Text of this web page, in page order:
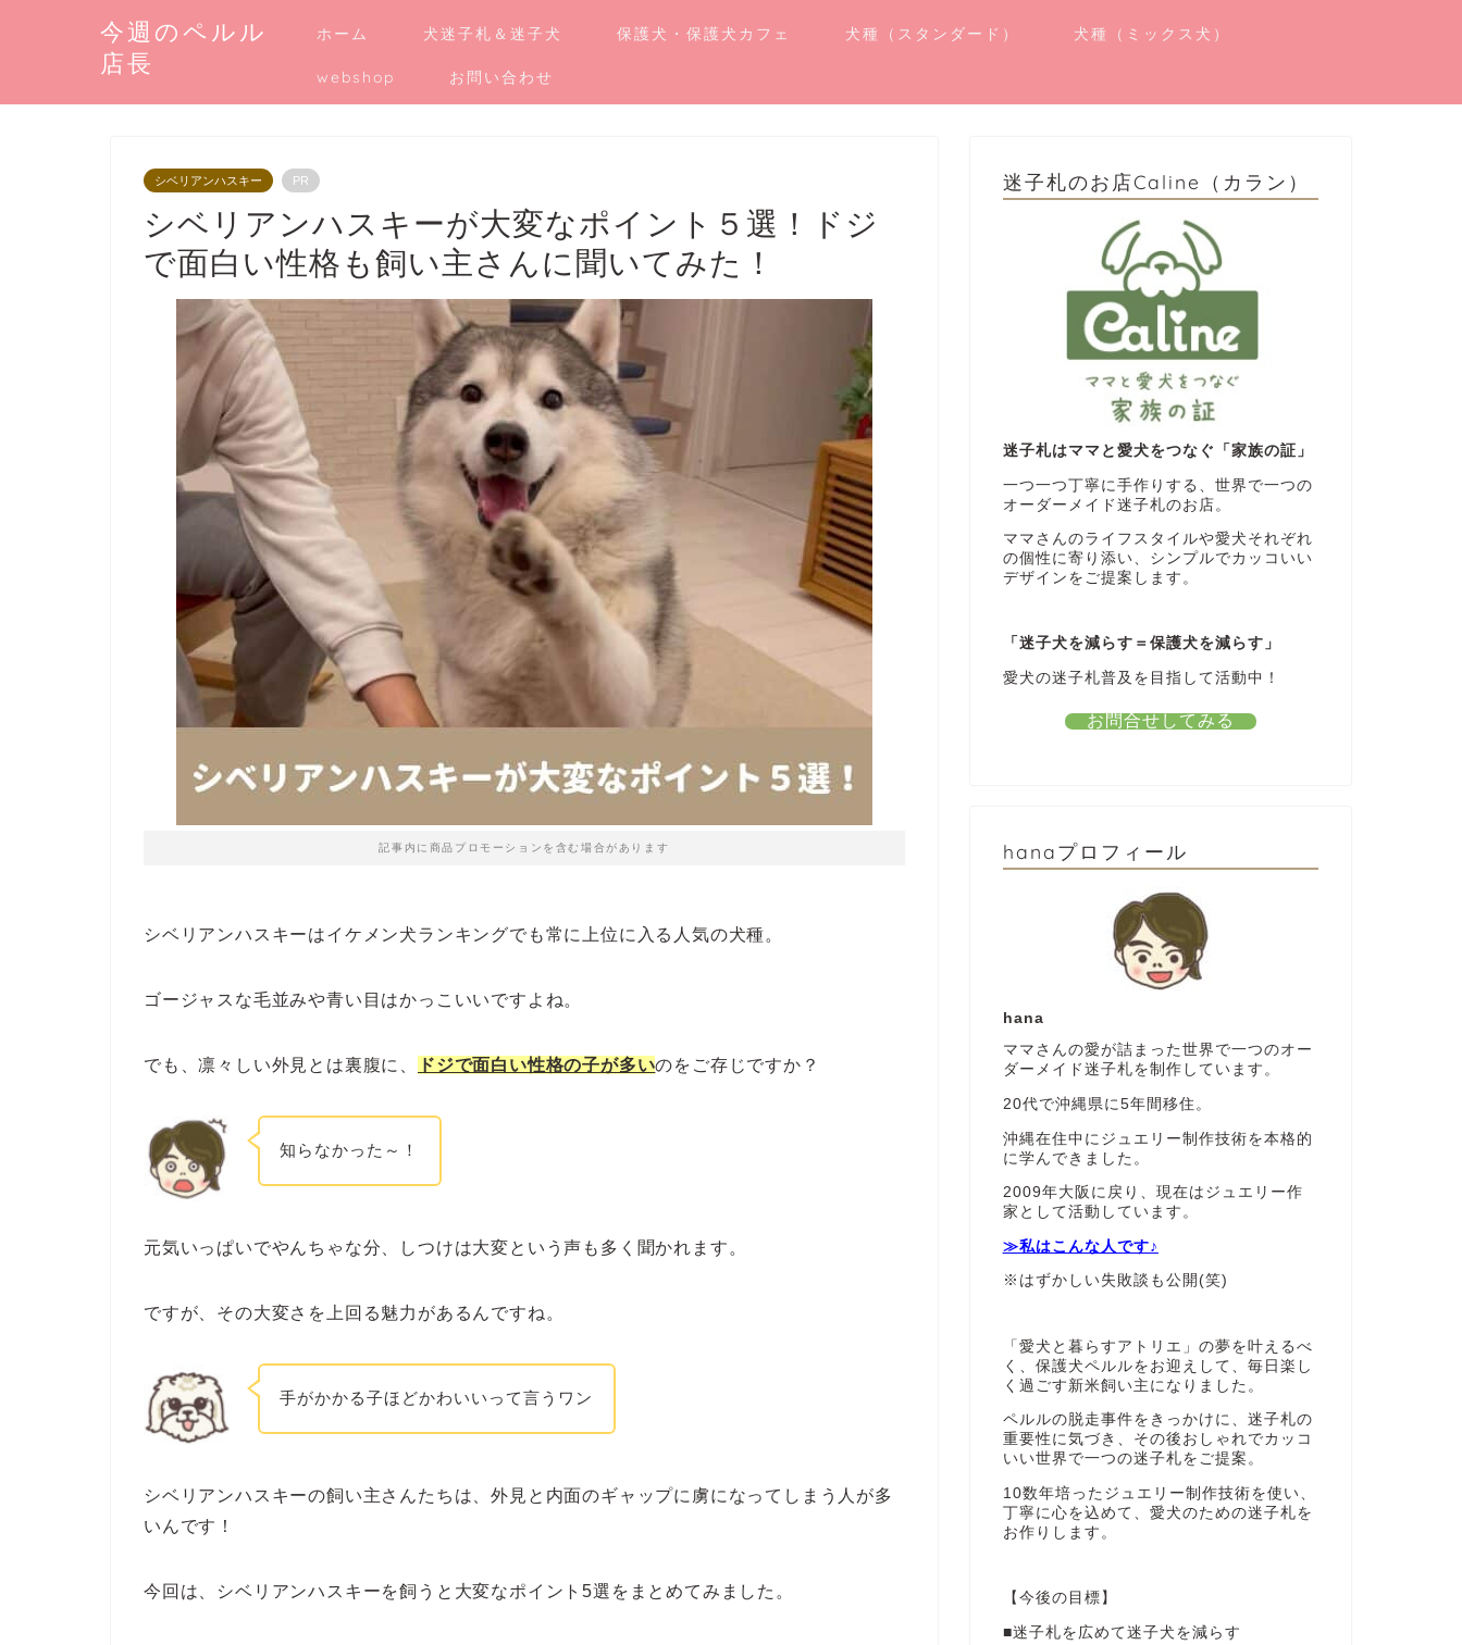
今週のペルル
店長
ホーム 犬迷子札＆迷子犬 保護犬・保護犬カフェ 犬種（スタンダード） 犬種（ミックス犬）
webshop お問い合わせ
シベリアンハスキー PR
シベリアンハスキーが大変なポイント５選！ドジ
で面白い性格も飼い主さんに聞いてみた！
記事内に商品プロモーションを含む場合があります
シベリアンハスキーはイケメン犬ランキングでも常に上位に入る人気の犬種。
ゴージャスな毛並みや青い目はかっこいいですよね。
でも、凛々しい外見とは裏腹に、 ドジで面白い性格の子が多いのをご存じですか？
知らなかった～！
元気いっぱいでやんちゃな分、しつけは大変という声も多く聞かれます。
ですが、その大変さを上回る魅力があるんですね。
手がかかる子ほどかわいいって言うワン
シベリアンハスキーの飼い主さんたちは、外見と内面のギャップに虜になってしまう人が多
いんです！
今回は、シベリアンハスキーを飼うと大変なポイント5選をまとめてみました。
迷子札のお店Caline（カラン）
迷子札はママと愛犬をつなぐ「家族の証」
一つ一つ丁寧に手作りする、世界で一つの
オーダーメイド迷子札のお店。
ママさんのライフスタイルや愛犬それぞれ
の個性に寄り添い、シンプルでカッコいい
デザインをご提案します。
「迷子犬を減らす＝保護犬を減らす」
愛犬の迷子札普及を目指して活動中！
お問合せしてみる
hanaプロフィール
hana
ママさんの愛が詰まった世界で一つのオー
ダーメイド迷子札を制作しています。
20代で沖縄県に5年間移住。
沖縄在住中にジュエリー制作技術を本格的
に学んできました。
2009年大阪に戻り、現在はジュエリー作
家として活動しています。
≫私はこんな人です♪
※はずかしい失敗談も公開(笑)
「愛犬と暮らすアトリエ」の夢を叶えるべ
く、保護犬ペルルをお迎えして、毎日楽し
く過ごす新米飼い主になりました。
ペルルの脱走事件をきっかけに、迷子札の
重要性に気づき、その後おしゃれでカッコ
いい世界で一つの迷子札をご提案。
10数年培ったジュエリー制作技術を使い、
丁寧に心を込めて、愛犬のための迷子札を
お作りします。
【今後の目標】
■迷子札を広めて迷子犬を減らす